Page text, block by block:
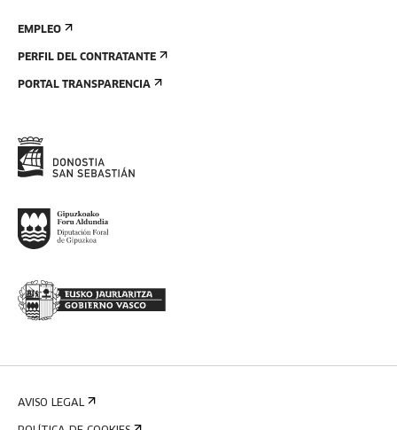
EMPLEO
PERFIL DEL CONTRATANTE
PORTAL TRANSPARENCIA
AVISO LEGAL